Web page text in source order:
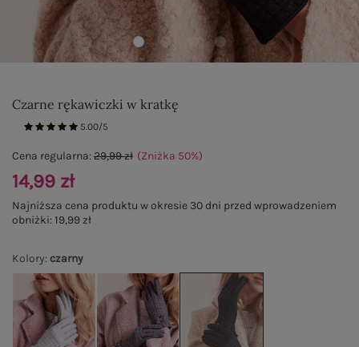
Czarne rękawiczki w kratkę
5.00/5
Kolory: czarny
Cena regularna:29,99 zł (Zniżka 50%)
14,99 zł
Najniższa cena produktu w okresie 30 dni przed wprowadzeniem
obniżki:19,99 zł